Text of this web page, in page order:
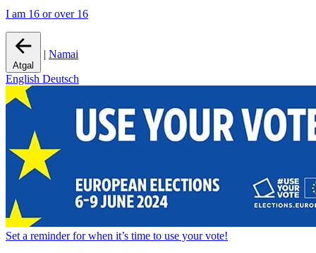
I am 16 or over 16
Atgal
| Namai
English Deutsch
Set a reminderfor when it’s time to use your vote!